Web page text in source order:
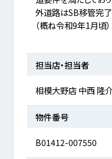
外道路はSB移管完
（概ね令和9年1月頃）
担当店・担当者
相模大野店 中西 隆
物件番号
B01412-007550